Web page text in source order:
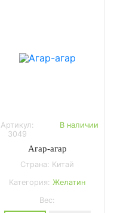
Артикул:
3049
В наличии
Агар-агар
Страна: Китай
Категория: Желатин
Вес: